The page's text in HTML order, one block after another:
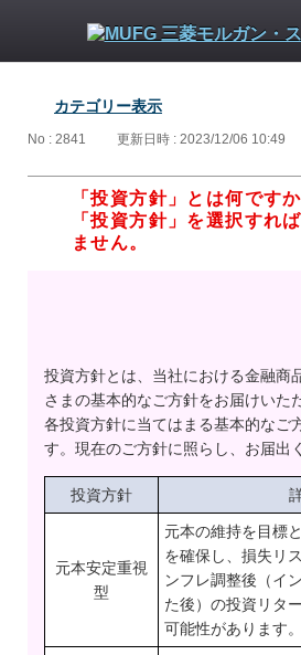
カテゴリー表示
No : 2841 更新日時 : 2023/12/06 10:49
「投資方針」とは何です
「投資方針」を選択すれ
ません。
投資方針とは、当社における金融商
さまの基本的なご方針をお届けいた
各投資方針に当てはまる基本的なご
す。現在のご方針に照らし、お届出
投資方針
元本安定重視
型
元本の維持を目標
を確保し、損失リ
ンフレ調整後（イ
た後）の投資リタ
可能性があります。